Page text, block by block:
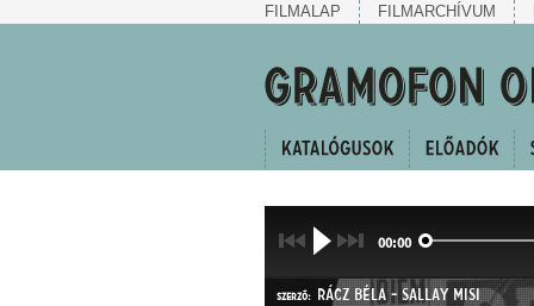
FILMALAP FILMARCHÍVUM
00:00
SZERZŐ: RÁCZ BÉLA-SALLAY MISI